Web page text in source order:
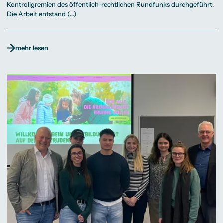
Kontrollgremien des öffentlich-rechtlichen Rundfunks durchgeführt.
Die Arbeit entstand (…)
mehr lesen